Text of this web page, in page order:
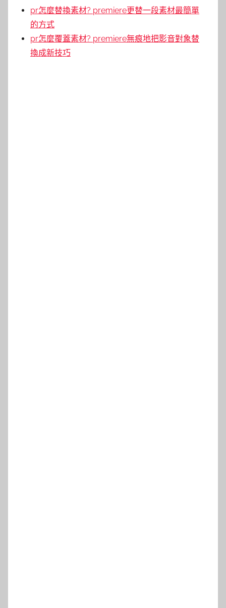
pr怎麼替換素材? premiere更替一段素材最簡單
的方式
pr怎麼覆蓋素材? premiere無痕地把影音對象替
換成新技巧